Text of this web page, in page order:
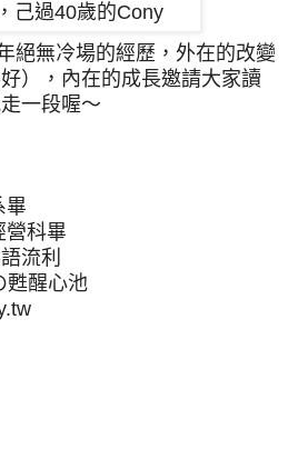
己過40歲的Cony
絕無冷場的經歷，外在的改變
），內在的成長邀請大家讀
一段喔～
畢
科畢
流利
甦醒心池